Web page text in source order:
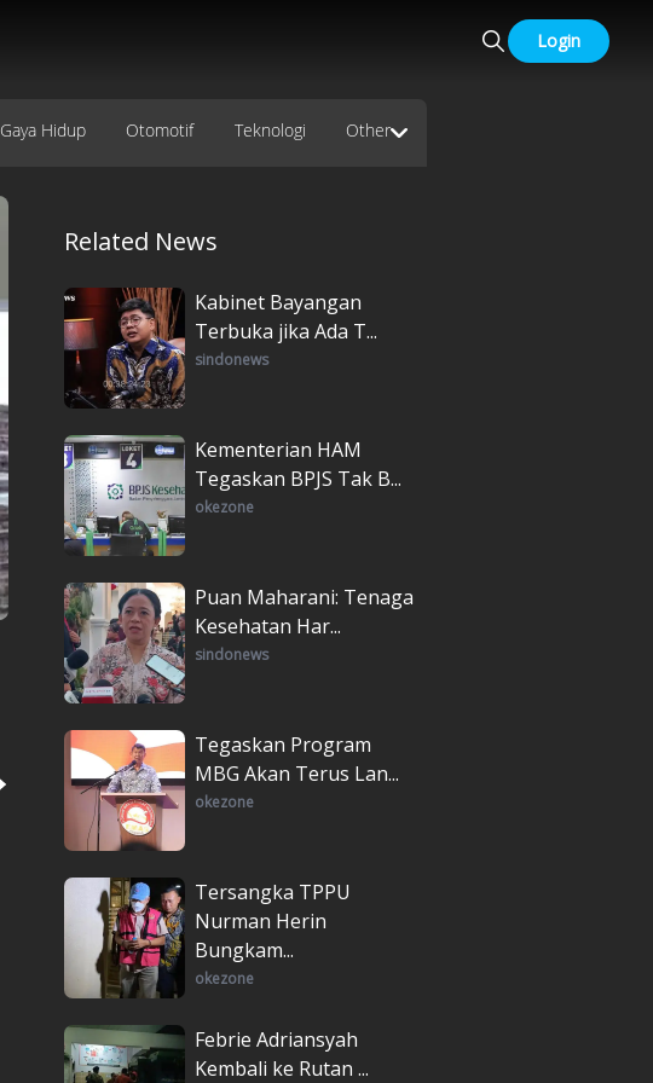
Login
Gaya Hidup Otomotif Teknologi Other
Related News
Kabinet Bayangan
Terbuka jika Ada T...
sindonews
Kementerian HAM
Tegaskan BPJS Tak B...
okezone
Puan Maharani: Tenaga
Kesehatan Har...
sindonews
Tegaskan Program
MBG Akan Terus Lan...
okezone
Tersangka TPPU
Nurman Herin
Bungkam...
okezone
Febrie Adriansyah
Kembali ke Rutan ...